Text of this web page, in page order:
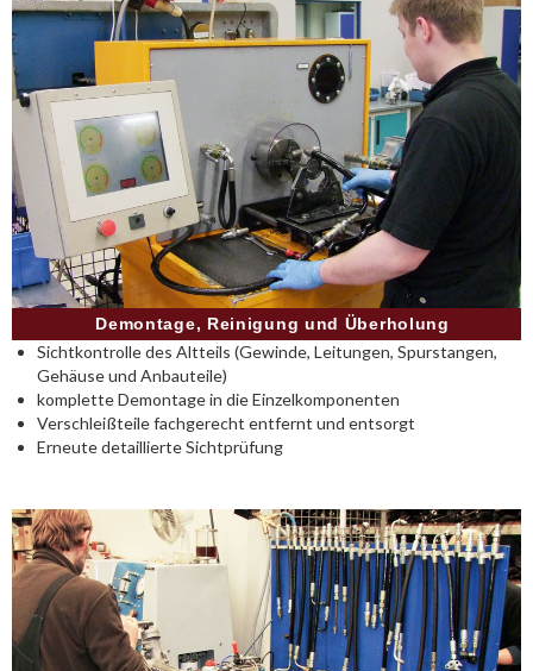
Demontage, Reinigung und Überholung
Sichtkontrolle des Altteils (Gewinde, Leitungen, Spurstangen,
Gehäuse und Anbauteile)
komplette Demontage in die Einzelkomponenten
Verschleißteile fachgerecht entfernt und entsorgt
Erneute detaillierte Sichtprüfung